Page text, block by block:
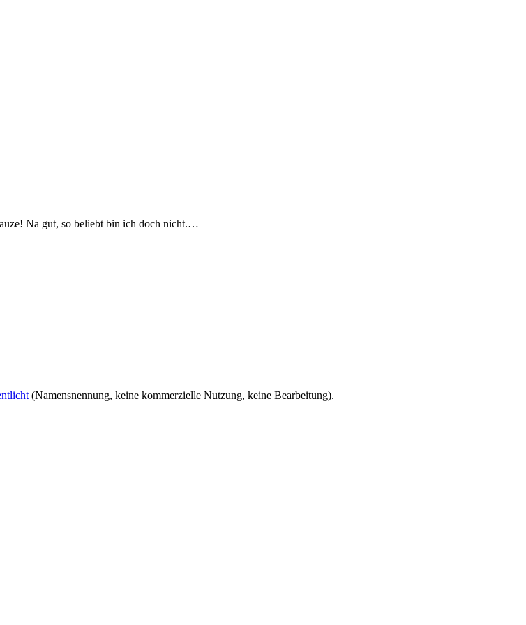
Na gut, so beliebt bin ich doch nicht.…
(Namensnennung, keine kommerzielle Nutzung, keine Bearbeitung).